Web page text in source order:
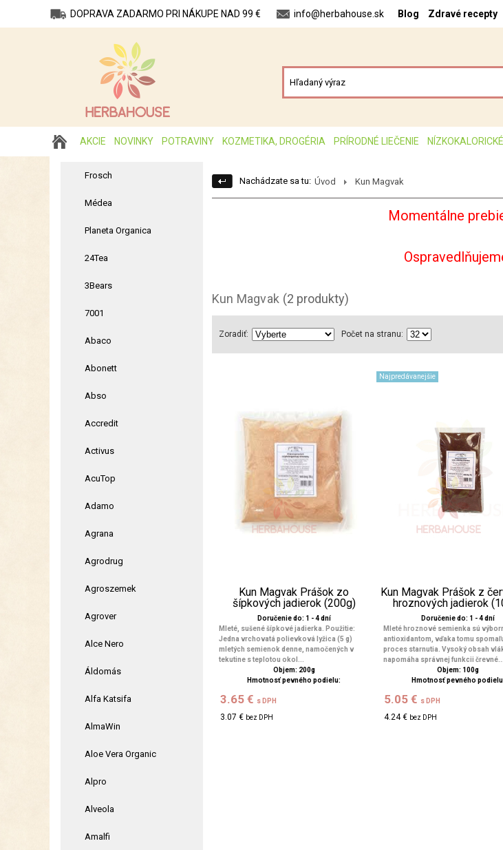
DOPRAVA ZADARMO PRI NÁKUPE NAD 99 € info@herbahouse.sk Blog Zdravé recepty
AKCIE NOVINKY POTRAVINY KOZMETIKA, DROGÉRIA PRÍRODNÉ LIEČENIE
Frosch
Médea
Planeta Organica
24Tea
3Bears
7001
Abaco
Abonett
Abso
Accredit
Activus
AcuTop
Adamo
Agrana
Agrodrug
Agroszemek
Agrover
Alce Nero
Áldomás
Alfa Katsifa
AlmaWin
Aloe Vera Organic
Alpro
Alveola
Amalfi
Nachádzate sa tu: Úvod Kun Magvak
Momentálne
Kun Magvak (2 produkty)
Zoradiť: Počet na stranu:
Kun Magvak Prášok zo
šípkových jadierok (200g)
Doručenie do: 1 - 4 dní
Mleté, sušené šípkové jadierka. Použitie:
Jedna vrchovatá polievková lyžica (5 g)
mletých semienok denne, namočených v
tekutine s teplotou okol...
Objem: 200g
Hmotnosť pevného podielu:
3.65 € s DPH
3.07 € bez DPH
Najpredávanejšie
Kun Magvak Prášok z
hroznových jadierok
Doručenie do: 1 - 4 dní
Mleté hroznové semienka sú
antioxidantom, vďaka tomu
proces starnutia. Vysoký obsah
napomáha správnej funkcii črevné...
Objem: 100g
Hmotnosť pevného
5.05 € s DPH
4.24 € bez DPH